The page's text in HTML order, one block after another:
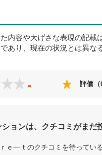
内容や大げさな表現の記
あり、現在の状況とは異
- 評価（
ョンは、クチコミがまだ
ｅ―ｔのクチコミを待ってい